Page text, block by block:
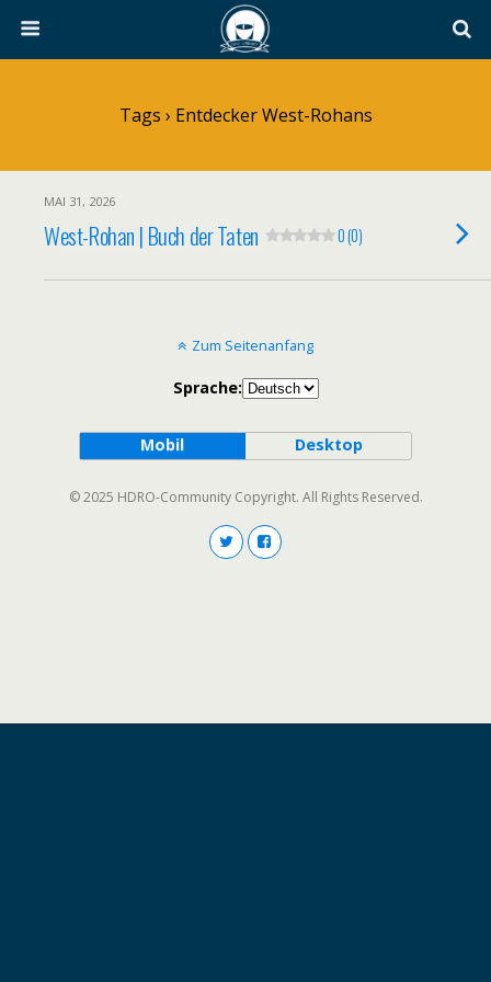
Tags › Entdecker West-Rohans
MAI 31, 2026
West-Rohan | Buch der Taten 0 (0)
Zum Seitenanfang
Sprache:
Mobil Desktop
© 2025 HDRO-Community Copyright. All Rights Reserved.